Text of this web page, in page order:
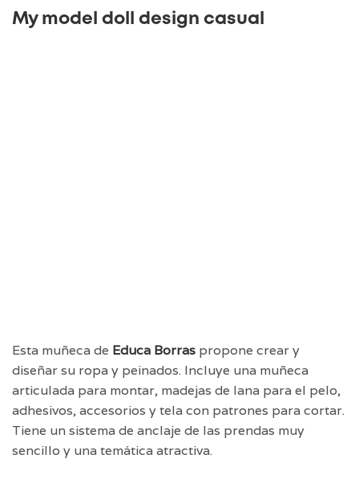
Mymodel doll design casual
Esta muñeca de Educa Borras propone crear y
diseñar su ropa y peinados. Incluye una muñeca
articulada para montar, madejas de lana para el pelo,
adhesivos, accesorios y tela con patrones para cortar.
Tiene un sistema de anclaje de las prendas muy
sencillo y una temática atractiva.